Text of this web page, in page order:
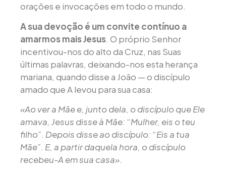
orações e invocações em todo o mundo.
A sua devoção é um convite contínuo a
amarmos mais Jesus. O próprio Senhor
incentivou-nos do alto da Cruz, nas Suas
últimas palavras, deixando-nos esta herança
mariana, quando disse a João — o discípulo
amado que A levou para sua casa:
«Ao ver a Mãe e, junto dela, o discípulo que Ele
amava, Jesus disse à Mãe: “Mulher, eis o teu
filho”. Depois disse ao discípulo: “Eis a tua
Mãe”. E, a partir daquela hora, o discípulo
recebeu-A em sua casa».